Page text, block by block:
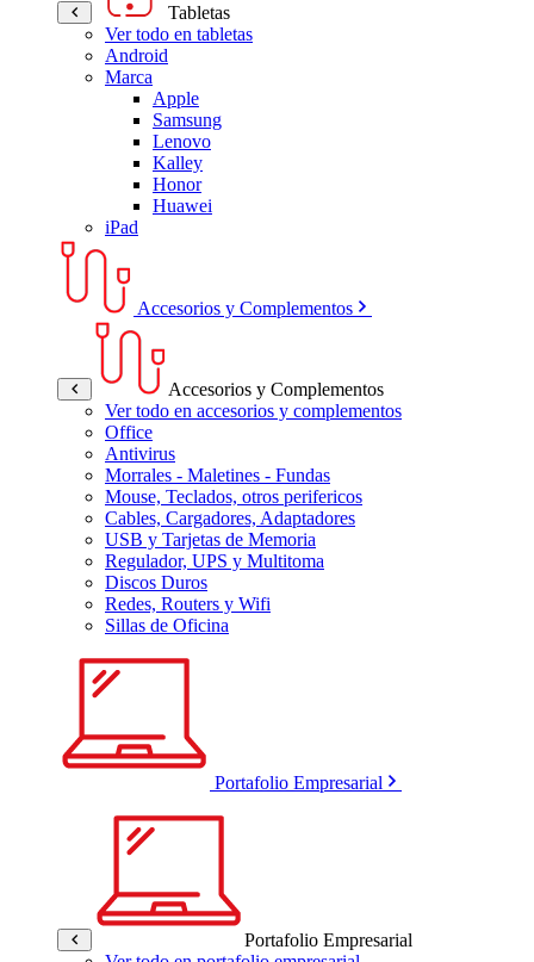
Tabletas
Ver todo en tabletas
Android
Marca
Apple
Samsung
Lenovo
Kalley
Honor
Huawei
iPad
Accesorios y Complementos
Accesorios y Complementos
Ver todo en accesorios y complementos
Office
Antivirus
Morrales - Maletines - Fundas
Mouse, Teclados, otros perifericos
Cables, Cargadores, Adaptadores
USB y Tarjetas de Memoria
Regulador, UPS y Multitoma
Discos Duros
Redes, Routers y Wifi
Sillas de Oficina
Portafolio Empresarial
Portafolio Empresarial